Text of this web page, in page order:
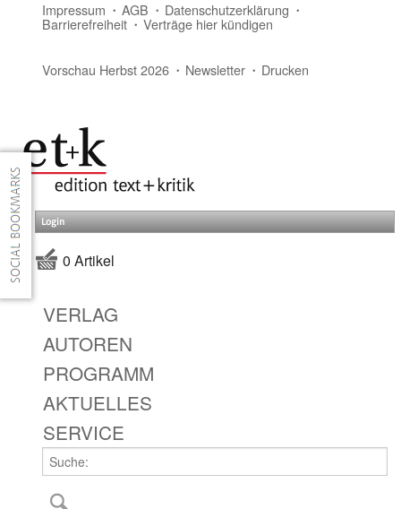
Impressum AGB Datenschutzerklärung
Barrierefreiheit Verträge hier kündigen
Vorschau Herbst 2026 Newsletter Drucken
Login
0 Artikel
VERLAG
AUTOREN
PROGRAMM
AKTUELLES
SERVICE